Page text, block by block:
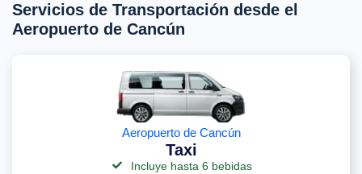
Servicios de Transportación desde el
Aeropuerto de Cancún
Aeropuerto de Cancún
Taxi
Incluye hasta 6 bebidas